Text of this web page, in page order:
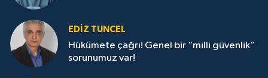
EDIZ TUNCEL
Hükümete çağrı! Genel bir “milli güvenlik”
sorunumuz var!